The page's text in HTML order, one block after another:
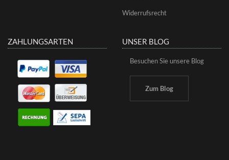
Widerrufsrecht
ZAHLUNGSARTEN UNSER BLOG
Besuchen Sie unsere Blog
Zum Blog